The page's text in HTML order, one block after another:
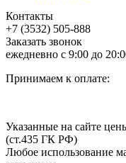
Контакты
+7 (3532) 505-888
Заказать звонок
ежедневно с 9:00 до
Принимаем к оплате:
Указанные на сайте
(ст.435 ГК РФ)
Любое использование